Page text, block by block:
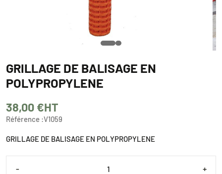
GRILLAGE DE BALISAGE EN
POLYPROPYLENE
38,00 €HT
Référence :V1059
GRILLAGE DE BALISAGE EN POLYPROPYLENE
- +